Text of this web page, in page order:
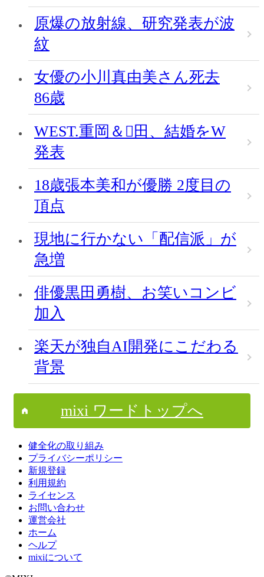
原爆の放射線、研究発表が波
紋
女優の小川真由美さん死去
86歳
WEST.重岡＆田、結婚をW
発表
18歳張本美和が優勝 2度目の
頂点
現地に行かない「配信派」が
急増
俳優黒田勇樹、お笑いコンビ
加入
楽天が独自AI開発にこだわる
背景
mixi ワードトップへ
健全化の取り組み
プライバシーポリシー
新規登録
利用規約
ライセンス
お問い合わせ
運営会社
ホーム
ヘルプ
mixiについて